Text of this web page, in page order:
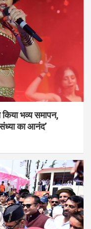
भव्य समापन,
का आनंद’